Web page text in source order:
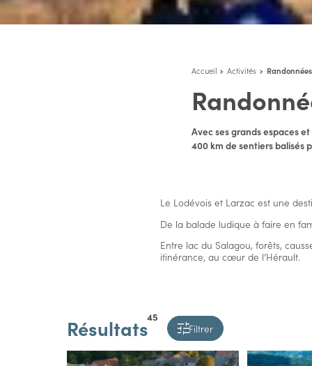
Accueil Activités Randonnées
Avec ses grands espaces
400 km de sentiers balisés
Le Lodévois et Larzac est une
De la balade ludique à faire en
Entre lac du Salagou, forêts,
itinérance, au cœur de l’Hérault.
45
Résultats Filtrer